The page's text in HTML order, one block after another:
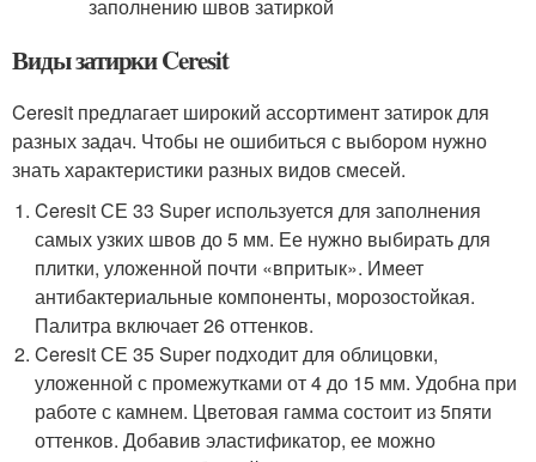
Виды затирки Ceresit
Ceresit предлагает широкий ассортимент затирок для
разных задач. Чтобы не ошибиться с выбором нужно
знать характеристики разных видов смесей.
Ceresit СЕ 33 Super используется для заполнения
самых узких швов до 5 мм. Ее нужно выбирать для
плитки, уложенной почти «впритык». Имеет
антибактериальные компоненты, морозостойкая.
Палитра включает 26 оттенков.
Ceresit СЕ 35 Super подходит для облицовки,
уложенной с промежутками от 4 до 15 мм. Удобна при
работе с камнем. Цветовая гамма состоит из 5пяти
оттенков. Добавив эластификатор, ее можно